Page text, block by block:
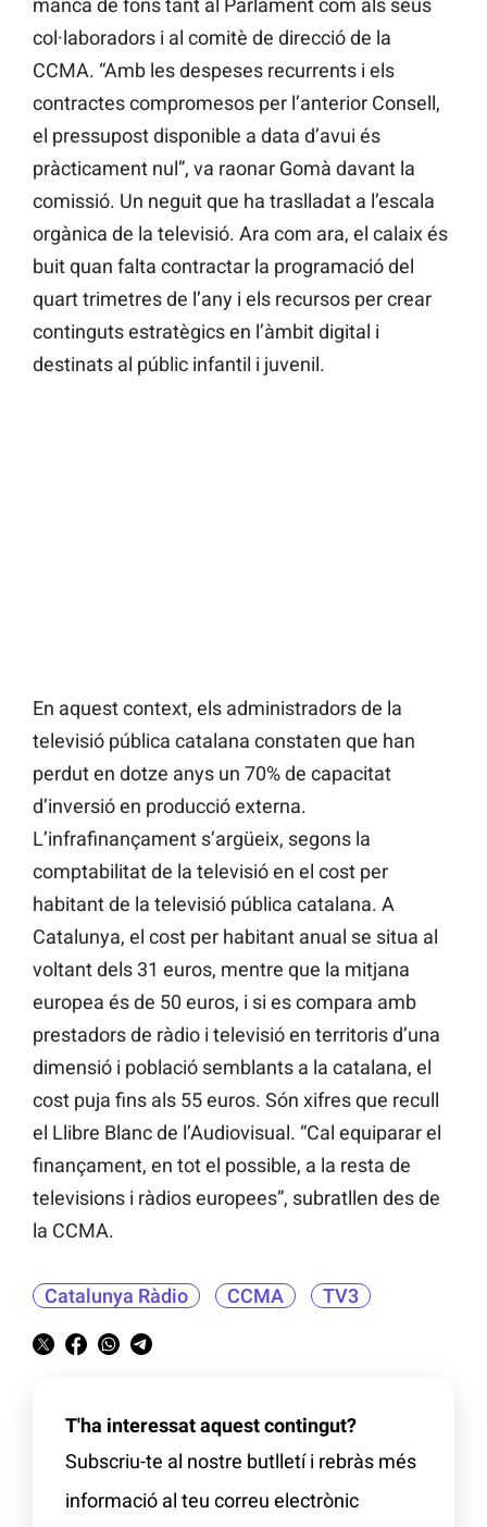
manca de fons tant al Parlament com als seus
col·laboradors i al comitè de direcció de la
CCMA. “Amb les despeses recurrents i els
contractes compromesos per l’anterior Consell,
el pressupost disponible a data d’avui és
pràcticament nul”, va raonar Gomà davant la
comissió. Un neguit que ha traslladat a l’escala
orgànica de la televisió. Ara com ara, el calaix és
buit quan falta contractar la programació del
quart trimetres de l’any i els recursos per crear
continguts estratègics en l’àmbit digital i
destinats al públic infantil i juvenil.
En aquest context, els administradors de la
televisió pública catalana constaten que han
perdut en dotze anys un 70% de capacitat
d’inversió en producció externa.
L’infrafinançament s’argüeix, segons la
comptabilitat de la televisió en el cost per
habitant de la televisió pública catalana. A
Catalunya, el cost per habitant anual se situa al
voltant dels 31 euros, mentre que la mitjana
europea és de 50 euros, i si es compara amb
prestadors de ràdio i televisió en territoris d’una
dimensió i població semblants a la catalana, el
cost puja fins als 55 euros. Són xifres que recull
el Llibre Blanc de l’Audiovisual. “Cal equiparar el
finançament, en tot el possible, a la resta de
televisions i ràdios europees”, subratllen des de
la CCMA.
Catalunya Ràdio CCMA TV3
T'ha interessat aquest contingut?
Subscriu-te al nostre butlletí i rebràs més
informació al teu correu electrònic